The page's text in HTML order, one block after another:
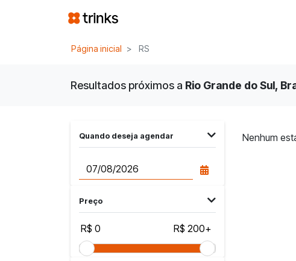
Página inicial RS
Resultados próximos a Rio Grande do Sul,
Quando deseja agendar
Preço
R$ 0 R$ 200+
Nenhum